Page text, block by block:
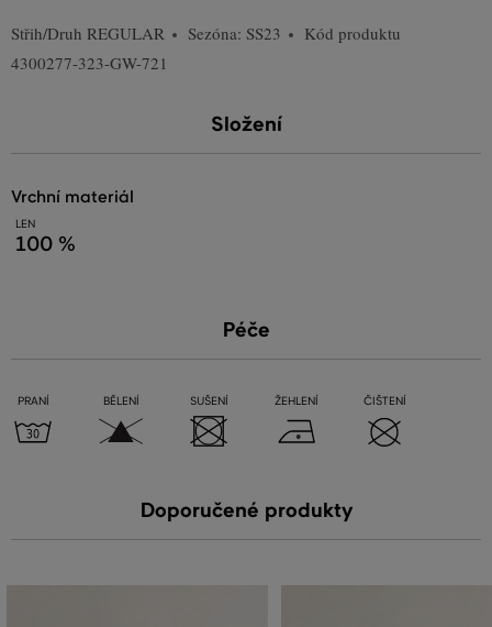
Střih/Druh REGULAR Sezóna: SS23
Kód produktu
4300277-323-GW-721
Složení
vrchní materiál
LEN
100 %
Péče
PRANÍ BĚLENÍ SUŠENÍ ŽEHLENÍ ČIŠTENÍ
Doporučené produkty